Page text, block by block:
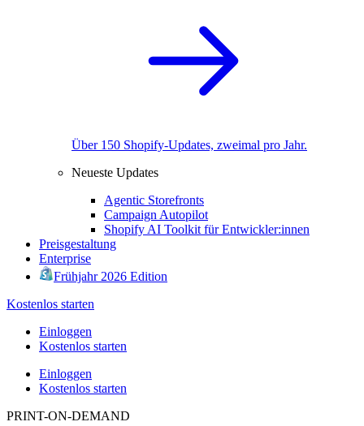
Über 150 Shopify-Updates, zweimal pro Jahr.
Neueste Updates
Agentic Storefronts
Campaign Autopilot
Shopify AI Toolkit für Entwickler:innen
Preisgestaltung
Enterprise
Frühjahr 2026 Edition
Kostenlos starten
Einloggen
Kostenlos starten
Einloggen
Kostenlos starten
PRINT-ON-DEMAND